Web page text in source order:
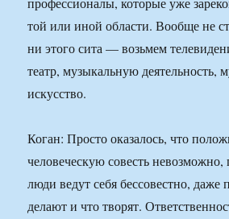
той или иной области. Вообще не
ни этого сита — возьмем
театр, музыкальную деятельность,
искусство.
Коган: Просто оказалось, что
человеческую совесть невозможно,
люди ведут себя бессовестно, даже
делают и что творят.